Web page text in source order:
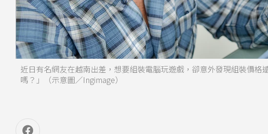
近日有名網友在越南出差，想要組裝電腦玩遊戲，卻意外發現組裝價格
嗎？」（示意圖／Ingimage）